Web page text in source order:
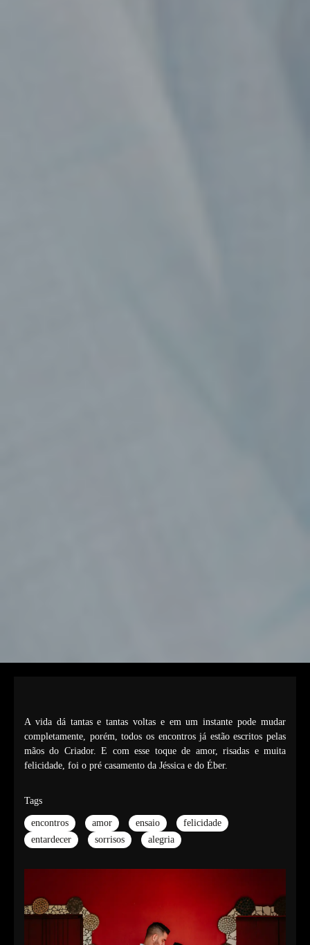
A vida dá tantas e tantas voltas e em um instante pode mudar
completamente, porém, todos os encontros já estão escritos pelas
mãos do Criador. E com esse toque de amor, risadas e muita
felicidade, foi o pré casamento da Jéssica e do Éber.
Tags
encontros amor ensaio
felicidade
entardecer
sorrisos alegria